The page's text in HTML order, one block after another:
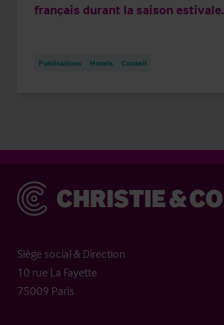
français durant la saison estivale.
Publications Hotels Conseil
Christie & Co
Siège social & Direction
10 rue La Fayette
75009 Paris